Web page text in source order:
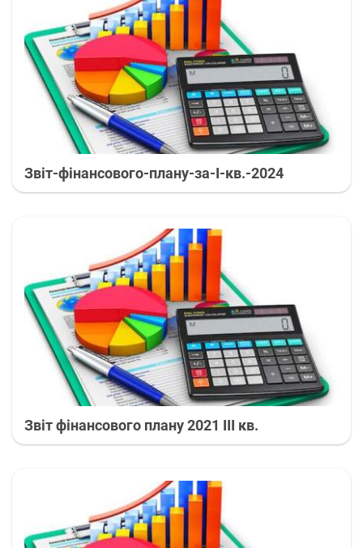
Звіт-фінансового-плану-за-І-кв.-2024
Звіт фінансового плану 2021 ІІІ кв.